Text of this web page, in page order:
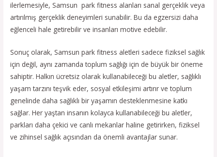
ilerlemesiyle, Samsun park fitness alanları sanal gerçeklik veya
artırılmış gerçeklik deneyimleri sunabilir. Bu da egzersizi daha
eğlenceli hale getirebilir ve insanları motive edebilir.
Sonuç olarak, Samsun park fitness aletleri sadece fiziksel sağlık
için değil, aynı zamanda toplum sağlığı için de büyük bir öneme
sahiptir. Halkın ücretsiz olarak kullanabileceği bu aletler, sağlıklı
yaşam tarzını teşvik eder, sosyal etkileşimi artırır ve toplum
genelinde daha sağlıklı bir yaşamın desteklenmesine katkı
sağlar. Her yaştan insanın kolayca kullanabileceği bu aletler,
parkları daha çekici ve canlı mekanlar haline getirirken, fiziksel
ve zihinsel sağlık açısından da önemli avantajlar sunar.